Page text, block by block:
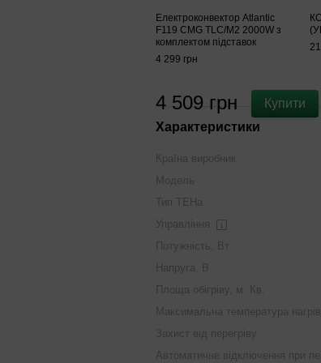
Електроконвектор Atlantic
F119 CMG TLC/M2 2000W з
комплектом підставок
4 299 грн
4 509 грн Купити
Характеристики
Країна виробник
Модель
Тип ТЕНа
Управління
Потужність, Вт
Напруга, В
Площа обігріву, м. Кв.
Максимальна температура
Захист від перегріву
Автоматичне відключення при